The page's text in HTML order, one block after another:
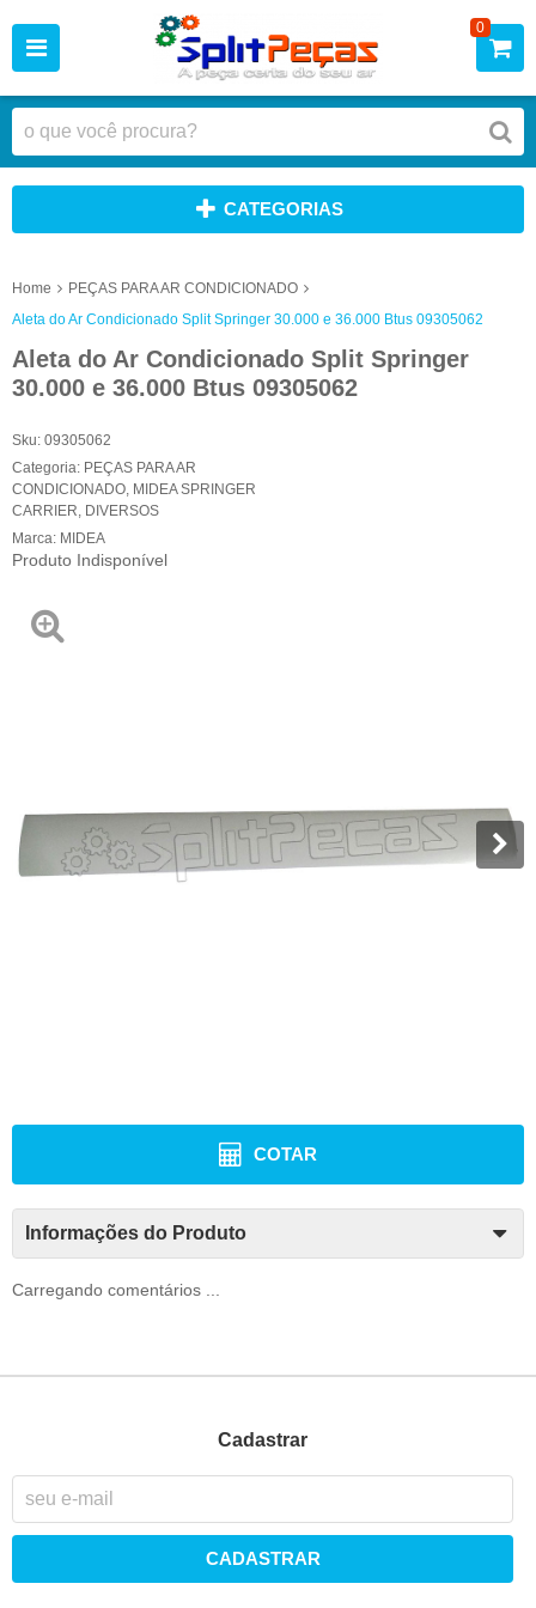
0
CATEGORIAS
Home
PEÇAS PARA AR CONDICIONADO
Aleta do Ar Condicionado Split Springer 30.000 e 36.000 Btus 09305062
Aleta do Ar Condicionado Split Springer
30.000 e 36.000 Btus 09305062
Sku: 09305062
Categoria: PEÇAS PARA AR
CONDICIONADO MIDEA SPRINGER
CARRIER DIVERSOS
Marca: MIDEA
Produto Indisponível
COTAR
Informações do Produto
Carregando comentários ...
Cadastrar
CADASTRAR